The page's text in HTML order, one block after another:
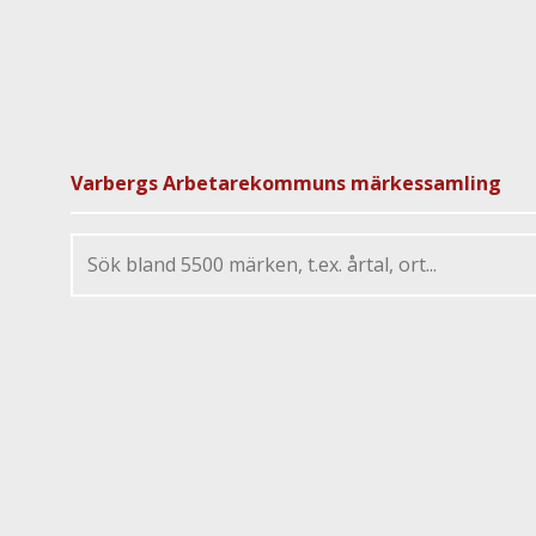
Varbergs Arbetarekommuns märkessamling